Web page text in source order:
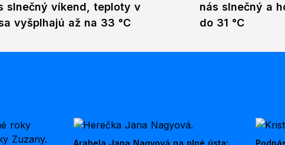
slnečný víkend, teploty v
vyšplhajú až na 33 °C
nás slnečný a
do 31 °C